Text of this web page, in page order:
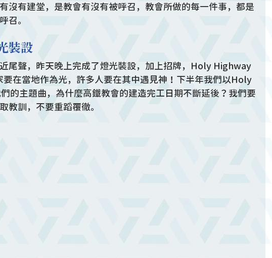
沒有建堂，是教會有沒有被呼召，教會所做的每一件事，都是
召。
裝設
尾聲，昨天晚上完成了燈光裝設，加上招牌，Holy Highway
在當地作為光，許多人要在其中遇見神！下半年我們以Holy
的主題曲，為什麼高鐵教會的建造完工日期不斷延後？我們要
教訓，不要重蹈覆徹。